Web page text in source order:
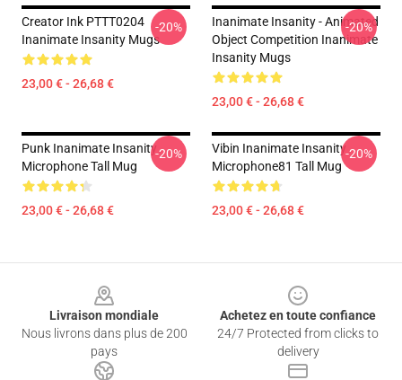
Creator Ink PTTT0204
Inanimate Insanity Mugs
23,00 € - 26,68 €
-20%
Inanimate Insanity - Animated
Object Competition Inanimate
Insanity Mugs
23,00 € - 26,68 €
-20%
Punk Inanimate Insanity
Microphone Tall Mug
23,00 € - 26,68 €
-20%
Vibin Inanimate Insanity
Microphone81 Tall Mug
23,00 € - 26,68 €
-20%
Livraison mondiale
Nous livrons dans plus de 200
pays
Achetez en toute confiance
24/7 Protected from clicks to
delivery